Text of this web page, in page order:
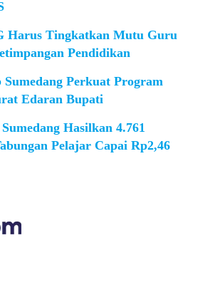
Harus Tingkatkan Mutu Guru
Pendidikan
Perkuat Program
Edaran Bupati
Hasilkan 4.761
Pelajar Capai Rp2,46